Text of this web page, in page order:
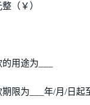
（￥）
用途为___
限为___年/月/日起